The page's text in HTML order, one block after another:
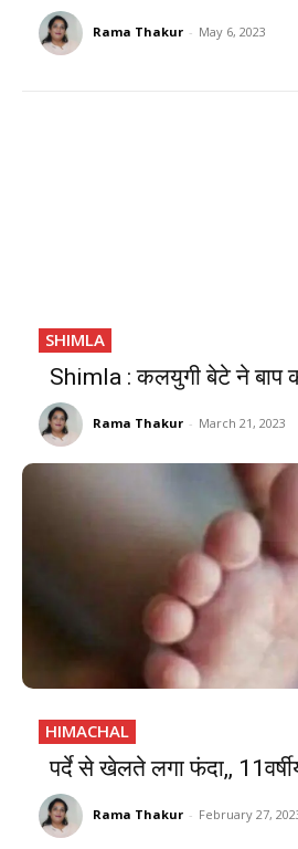
Rama Thakur - May 6, 2023
SHIMLA
Shimla : कलयुगी बेटे ने बाप
Rama Thakur - March 21, 2023
HIMACHAL
पर्दे से खेलते लगा फंदा,,
Rama Thakur - February 27,